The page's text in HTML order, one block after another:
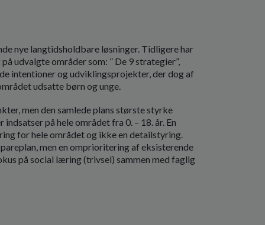
nye langtidsholdbare løsninger. Tidligere har
udvalgte områder som: ” De 9 strategier”,
intentioner og udviklingsprojekter, der dog af
udsatte børn og unge.
men den samlede plans største styrke
på hele området fra 0. – 18. år. En
for hele området og ikke en detailstyring.
men en omprioritering af eksisterende
på social læring (trivsel) sammen med faglig